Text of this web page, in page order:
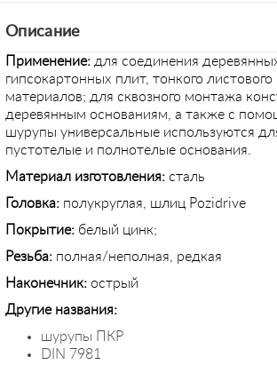
Описание
Применение: для соединения
гипсокартонных плит, тонкого
материалов; для сквозного монтажа
деревянным основаниям, а также с
шурупы универсальные используются
пустотелые и полнотелые основания.
Материал изготовления: сталь
Головка: полукруглая, шлиц Pozidrive
Покрытие: белый цинк;
Резьба: полная/неполная, редкая
Наконечник: острый
Другие названия:
шурупы ПКР
DIN 7981